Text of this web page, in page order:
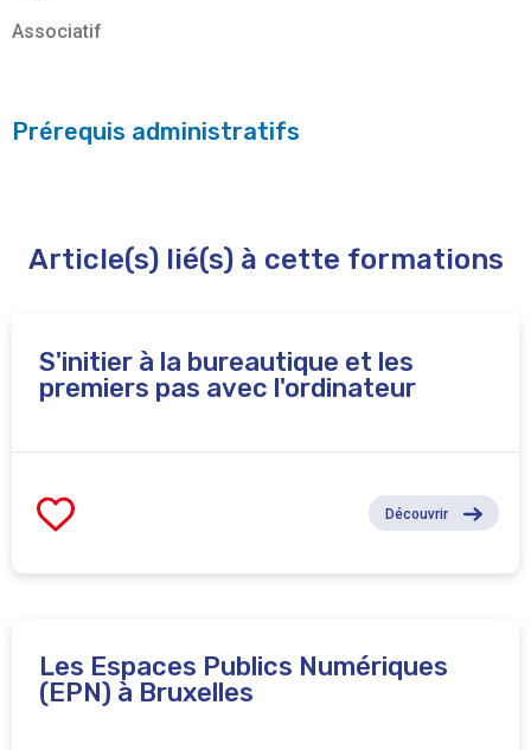
Associatif
Prérequis administratifs
Article(s) lié(s) à cette formations
S'initier à la bureautique et les
premiers pas avec l'ordinateur
Découvrir
Les Espaces Publics Numériques
(EPN) à Bruxelles